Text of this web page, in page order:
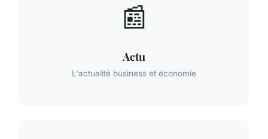
📰
Actu
L'actualité business et économie